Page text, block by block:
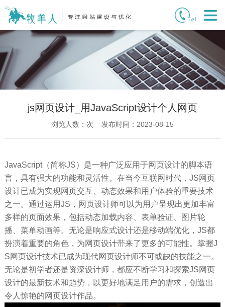
js网页设计_用JavaScript设计个人网页
浏览人数： 次 发布时间：2023-08-15
JavaScript（简称JS）是一种广泛应用于网页设计的脚本语
言，具有强大的功能和灵活性。在当今互联网时代，JS网页
设计已成为实现网页交互、动态效果和用户体验的重要技术
之一。通过运用JS，网页设计师可以为用户呈现出更加丰富
多样的页面效果，包括动态加载内容、表单验证、图片轮
播、菜单动画等。无论是响应式设计还是移动端优化，JS都
扮演着重要的角色，为网页设计带来了更多的可能性。掌握J
S网页设计技术已成为现代网页设计师不可或缺的技能之一。
无论是初学者还是资深设计师，都应不断学习和探索JS网页
设计的最新技术和趋势，以更好地满足用户的需求，创造出
令人惊艳的网页设计作品。